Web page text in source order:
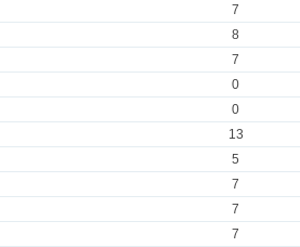
7
8
7
0
0
13
5
7
7
7